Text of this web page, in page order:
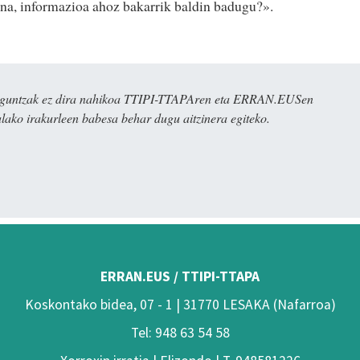
informazioa ahoz bakarrik baldin badugu?».
ez dira nahikoa TTIPI-TTAPAren eta ERRAN.EUSen
irakurleen babesa behar dugu aitzinera egiteko.
ERRAN.EUS / TTIPI-TTAPA
Koskontako bidea, 07 - 1 | 31770 LESAKA (Nafarroa)
Tel: 948 63 54 58